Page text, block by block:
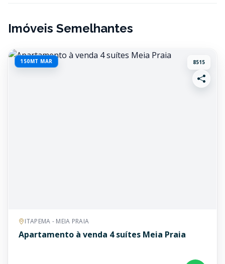
Imóveis Semelhantes
150MT MAR 8515
ITAPEMA - MEIA PRAIA
Apartamento à venda 4 suítes Meia Praia